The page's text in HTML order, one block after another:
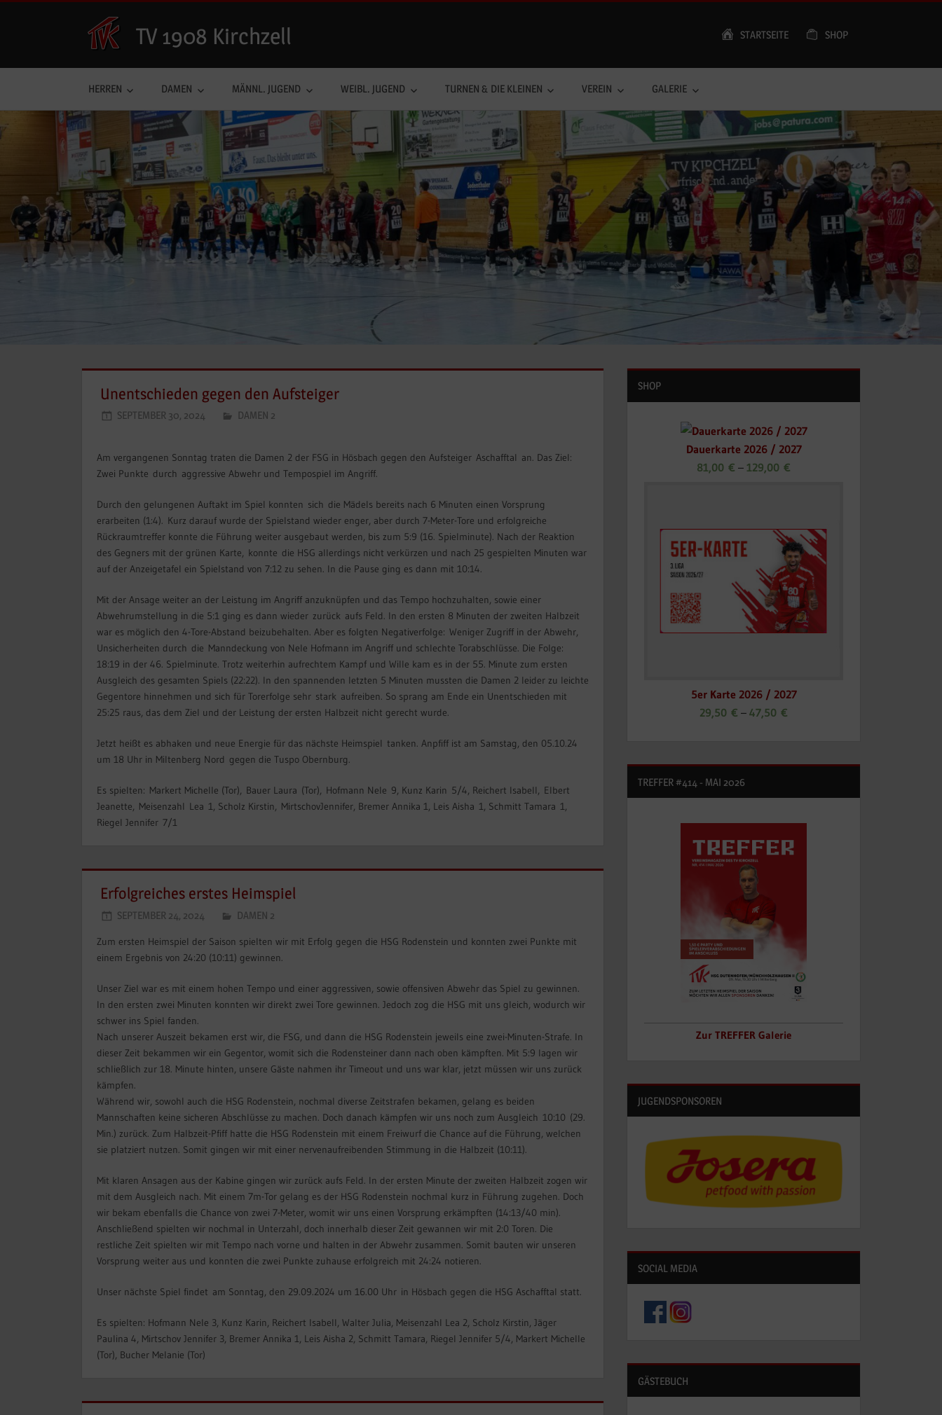
TV 1908 Kirchzell STARTSEITE SHOP
HERREN DAMEN MÄNNL. JUGEND WEIBL. JUGEND TURNEN & DIE KLEINEN VEREIN GALERIE
Unentschieden gegen den Aufsteiger
SEPTEMBER 30, 2024 DAMEN 2
Am vergangenen Sonntag traten die Damen 2 der FSG in Hösbach gegen den Aufsteiger Aschafftal an. Das Ziel:
Zwei Punkte durch aggressive Abwehr und Tempospiel im Angriff.
Durch den gelungenen Auftakt im Spiel konnten sich die Mädels bereits nach 6 Minuten einen Vorsprung
erarbeiten (1:4). Kurz darauf wurde der Spielstand wieder enger, aber durch 7-Meter-Tore und erfolgreiche
Rückraumtreffer konnte die Führung weiter ausgebaut werden, bis zum 5:9 (16. Spielminute). Nach der Reaktion
des Gegners mit der grünen Karte, konnte die HSG allerdings nicht verkürzen und nach 25 gespielten Minuten war
auf der Anzeigetafel ein Spielstand von 7:12 zu sehen. In die Pause ging es dann mit 10:14.
Mit der Ansage weiter an der Leistung im Angriff anzuknüpfen und das Tempo hochzuhalten, sowie einer
Abwehrumstellung in die 5:1 ging es dann wieder zurück aufs Feld. In den ersten 8 Minuten der zweiten Halbzeit
war es möglich den 4-Tore-Abstand beizubehalten. Aber es folgten Negativerfolge: Weniger Zugriff in der Abwehr,
Unsicherheiten durch die Manndeckung von Nele Hofmann im Angriff und schlechte Torabschlüsse. Die Folge:
18:19 in der 46. Spielminute. Trotz weiterhin aufrechtem Kampf und Wille kam es in der 55. Minute zum ersten
Ausgleich des gesamten Spiels (22:22). In den spannenden letzten 5 Minuten mussten die Damen 2 leider zu leichte
Gegentore hinnehmen und sich für Torerfolge sehr stark aufreiben. So sprang am Ende ein Unentschieden mit
25:25 raus, das dem Ziel und der Leistung der ersten Halbzeit nicht gerecht wurde.
Jetzt heißt es abhaken und neue Energie für das nächste Heimspiel tanken. Anpfiff ist am Samstag, den 05.10.24
um 18 Uhr in Miltenberg Nord gegen die Tuspo Obernburg.
Es spielten: Markert Michelle (Tor), Bauer Laura (Tor), Hofmann Nele 9, Kunz Karin 5/4, Reichert Isabell, Elbert
Jeanette, Meisenzahl Lea 1, Scholz Kirstin, MirtschovJennifer, Bremer Annika 1, Leis Aisha 1, Schmitt Tamara 1,
Riegel Jennifer 7/1
Erfolgreiches erstes Heimspiel
SEPTEMBER 24, 2024 DAMEN 2
Zum ersten Heimspiel der Saison spielten wir mit Erfolg gegen die HSG Rodenstein und konnten zwei Punkte mit
einem Ergebnis von 24:20 (10:11) gewinnen.
Unser Ziel war es mit einem hohen Tempo und einer aggressiven, sowie offensiven Abwehr das Spiel zu gewinnen.
In den ersten zwei Minuten konnten wir direkt zwei Tore gewinnen. Jedoch zog die HSG mit uns gleich, wodurch wir
schwer ins Spiel fanden.
Nach unserer Auszeit bekamen erst wir, die FSG, und dann die HSG Rodenstein jeweils eine zwei-Minuten-Strafe. In
dieser Zeit bekammen wir ein Gegentor, womit sich die Rodensteiner dann nach oben kämpften. Mit 5:9 lagen wir
schließlich zur 18. Minute hinten, unsere Gäste nahmen ihr Timeout und uns war klar, jetzt müssen wir uns zurück
kämpfen.
Während wir, sowohl auch die HSG Rodenstein, nochmal diverse Zeitstrafen bekamen, gelang es beiden
Mannschaften keine sicheren Abschlüsse zu machen. Doch danach kämpfen wir uns noch zum Ausgleich 10:10 (29.
Min.) zurück. Zum Halbzeit-Pfiff hatte die HSG Rodenstein mit einem Freiwurf die Chance auf die Führung, welchen
sie platziert nutzen. Somit gingen wir mit einer nervenaufreibenden Stimmung in die Halbzeit (10:11).
Mit klaren Ansagen aus der Kabine gingen wir zurück aufs Feld. In der ersten Minute der zweiten Halbzeit zogen wir
mit dem Ausgleich nach. Mit einem 7m-Tor gelang es der HSG Rodenstein nochmal kurz in Führung zugehen. Doch
wir bekam ebenfalls die Chance von zwei 7-Meter, womit wir uns einen Vorsprung erkämpften (14:13/40 min).
Anschließend spielten wir nochmal in Unterzahl, doch innerhalb dieser Zeit gewannen wir mit 2:0 Toren. Die
restliche Zeit spielten wir mit Tempo nach vorne und halten in der Abwehr zusammen. Somit bauten wir unseren
Vorsprung weiter aus und konnten die zwei Punkte zuhause erfolgreich mit 24:24 notieren.
Unser nächste Spiel findet am Sonntag, den 29.09.2024 um 16.00 Uhr in Hösbach gegen die HSG Aschafftal statt.
Es spielten: Hofmann Nele 3, Kunz Karin, Reichert Isabell, Walter Julia, Meisenzahl Lea 2, Scholz Kirstin, Jäger
Paulina 4, Mirtschov Jennifer 3, Bremer Annika 1, Leis Aisha 2, Schmitt Tamara, Riegel Jennifer 5/4, Markert Michelle
(Tor), Bucher Melanie (Tor)
SHOP
Dauerkarte 2026 / 2027
81,00€ – 129,00€
5er Karte 2026 / 2027
29,50€ –47,50€
TREFFER #414 - MAI 2026
Zur TREFFER Galerie
JUGENDSPONSOREN
SOCIAL MEDIA
GÄSTEBUCH